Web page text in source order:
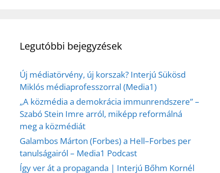
Legutóbbi bejegyzések
Új médiatörvény, új korszak? Interjú Sükösd
Miklós médiaprofesszorral (Media1)
„A közmédia a demokrácia immunrendszere” –
Szabó Stein Imre arról, miképp reformálná
meg a közmédiát
Galambos Márton (Forbes) a Hell–Forbes per
tanulságairól – Media1 Podcast
Így ver át a propaganda | Interjú Bőhm Kornél